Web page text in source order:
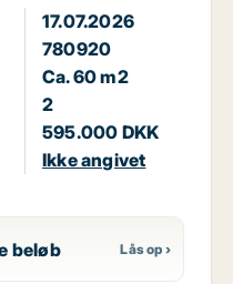
17.07.2026
780920
Ca. 60 m2
2
595.000 DKK
Ikke angivet
beløb